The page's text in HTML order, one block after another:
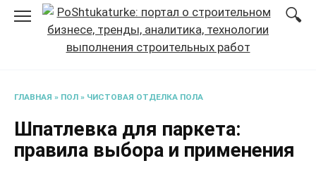
Перейти
содержанию
ГЛАВНАЯ » ПОЛ » ЧИСТОВАЯ ОТДЕЛКА ПОЛА
Шпатлевка для паркета:
правила выбора и применения